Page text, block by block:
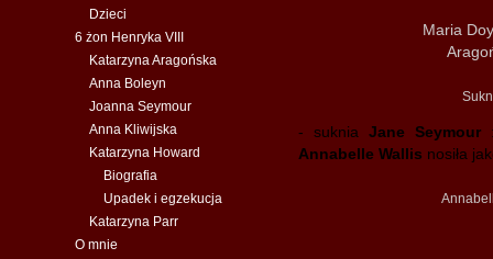
Maria
- suknia Jane Seymour:
Annabelle Wallis nosiła
Dzieci
6 żon Henryka VIII
Katarzyna Aragońska
Anna Boleyn
Joanna Seymour
Anna Kliwijska
Katarzyna Howard
Biografia
Upadek i egzekucja
Katarzyna Parr
O mnie